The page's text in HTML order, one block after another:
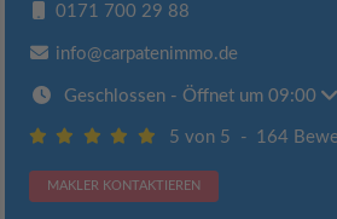
0171 700 29 88
info@carpatenimmo.de
Geschlossen - Öffnet um 09:00
5 von 5 - 164
MAKLER KONTAKTIEREN